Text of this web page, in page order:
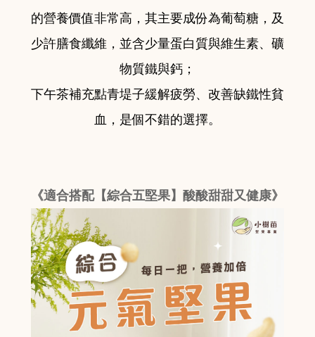
的營養價值非常高，其主要成份為葡萄糖，及
少許膳食纖維，並含少量蛋白質與維生素、礦
物質鐵與鈣；
下午茶補充點青堤子緩解疲勞、改善缺鐵性貧
血，是個不錯的選擇。
《適合搭配【綜合五堅果】酸酸甜甜又健康》